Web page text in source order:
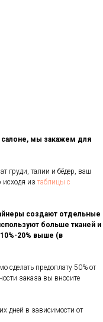
салоне, мы закажем для
груди, талии и бёдер, ваш
исходя из таблицы с
создают отдельные
больше тканей и
20% выше (в
сделать предоплату 50% от
заказа вы вносите
дней в зависимости от